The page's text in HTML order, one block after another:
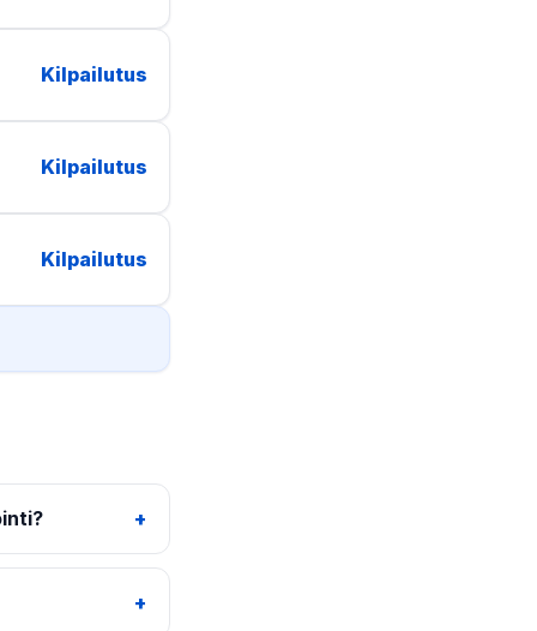
Kilpailutus
Kilpailutus
Kilpailutus